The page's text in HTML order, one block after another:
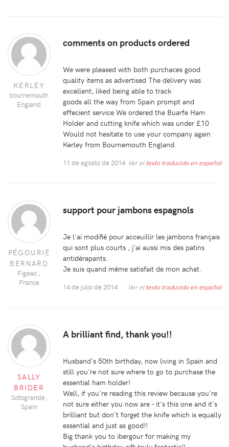
KERLEY
bournemouth
England
comments on products ordered
We were pleased with both purchaces good
quality items as advertised The delivery was
excellent, liked being able to track
goods all the way from Spain prompt and
effecient service We ordered the Buarfe Ham
Holder and cutting knife which was under £10
Would not hesitate to use your company again
Kerley from Bournemouth England.
11 de agosto de 2014 Ver eltexto traducido en español
PÉGOURIÉ
BERNARD
Figeac ,
France
support pour jambons espagnols
Je l'ai modifié pour acceuillir les jambons français
qui sont plus courts , j'ai aussi mis des patins
antidérapants.
Je suis quand même satisfait de mon achat.
14 de julio de 2014 Ver eltexto traducido en español
SALLY
BRIDER
Sotogrande,
Spain
A brilliant find, thank you!!
Husband's 50th birthday, now living in Spain and
still you're not sure where to go to purchase the
essential ham holder!
Well, if you're reading this review because you're
not sure either you now are - it's this one and it's
brilliant but don't forget the knife which is equally
essential and just as good!!
Big thank you to ibergour for making my